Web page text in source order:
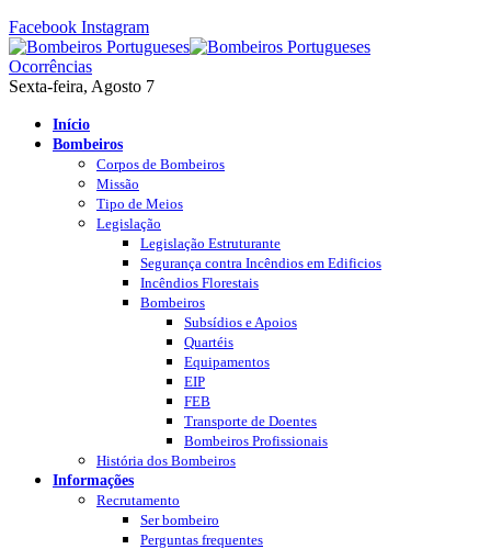
Facebook Instagram
Ocorrências
Sexta-feira, Agosto 7
Início
Bombeiros
Corpos de Bombeiros
Missão
Tipo de Meios
Legislação
Legislação Estruturante
Segurança contra Incêndios em Edificios
Incêndios Florestais
Bombeiros
Subsídios e Apoios
Quartéis
Equipamentos
EIP
FEB
Transporte de Doentes
Bombeiros Profissionais
História dos Bombeiros
Informações
Recrutamento
Ser bombeiro
Perguntas frequentes